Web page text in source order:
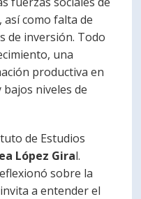
así como falta de
de inversión. Todo
una
productiva en
niveles de
de Estudios
López Giral.
sobre la
a entender el